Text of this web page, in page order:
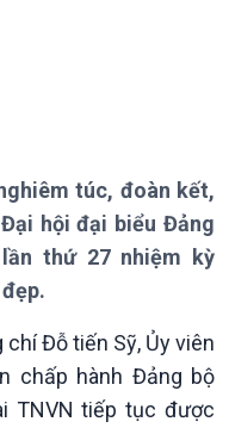
sự
sự 6h
sự 12h
sự 18h
sự 21h30
túc, đoàn kết,
hội đại biểu Đảng
thứ 27 nhiệm kỳ
Đỗ tiến Sỹ, Ủy viên
chấp hành Đảng bộ
TNVN tiếp tục được